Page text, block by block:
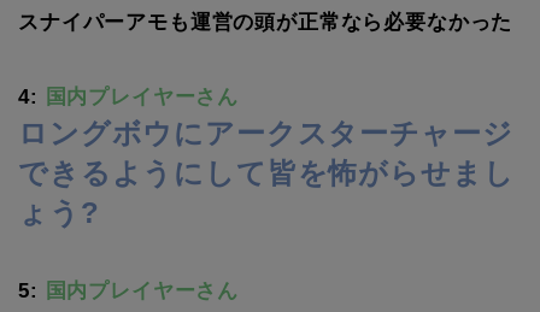
スナイパーアモも運営の頭が正常なら必要なかった
4: 国内プレイヤーさん
ロングボウにアークスターチャージ
できるようにして皆を怖がらせまし
ょう?
5:
国内プレイヤーさん